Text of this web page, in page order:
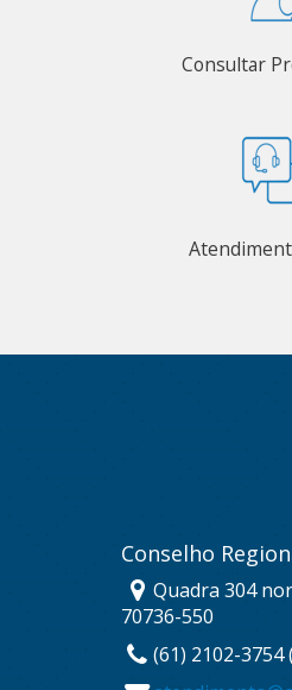
Consultar
Conselho
Quadra 304
70736-550
(61) 2102-3754